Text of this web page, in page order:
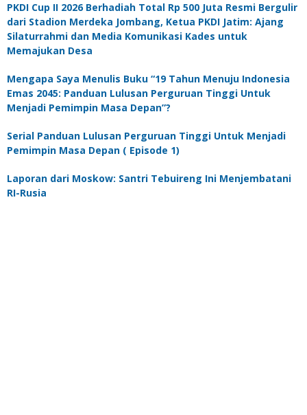
PKDI Cup II 2026 Berhadiah Total Rp 500 Juta Resmi Bergulir
dari Stadion Merdeka Jombang, Ketua PKDI Jatim: Ajang
Silaturrahmi dan Media Komunikasi Kades untuk
Memajukan Desa
Mengapa Saya Menulis Buku “19 Tahun Menuju Indonesia
Emas 2045: Panduan Lulusan Perguruan Tinggi Untuk
Menjadi Pemimpin Masa Depan”?
Serial Panduan Lulusan Perguruan Tinggi Untuk Menjadi
Pemimpin Masa Depan ( Episode 1)
Laporan dari Moskow: Santri Tebuireng Ini Menjembatani
RI-Rusia